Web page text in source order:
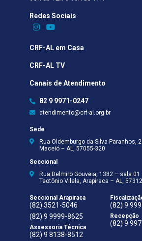
Redes Sociais​
CRF-AL em Casa
CRF-AL TV
Canais de Atendimento
82 9 9971-0247
atendimento@crf-al.org.br
Sede
Rua Oldemburgo da Silva Paranhos,
Maceió – AL, 57055-320
Seccional
Rua Delmiro Gouveia, 1382 – sala 01
Teotônio Vilela, Arapiraca – AL,
Seccional Arapiraca
(82) 3521-5046
(82) 9 9999-8625
Assessoria Técnica
(82) 9 8138-8512
(82) 9
Recepção
(82) 9